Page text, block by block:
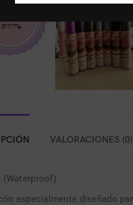
VALORACIONES (0)
especialmente diseñado